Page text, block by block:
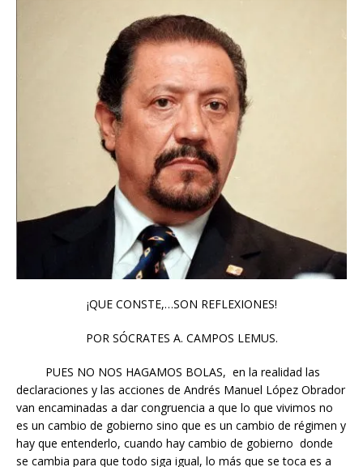
¡QUE CONSTE,…SON REFLEXIONES!
POR SÓCRATES A. CAMPOS LEMUS.
PUES NO NOS HAGAMOS BOLAS, en la realidad las
declaraciones y las acciones de Andrés Manuel López Obrador
van encaminadas a dar congruencia a que lo que vivimos no
es un cambio de gobierno sino que es un cambio de régimen y
hay que entenderlo, cuando hay cambio de gobierno donde
se cambia para que todo siga igual, lo más que se toca es a